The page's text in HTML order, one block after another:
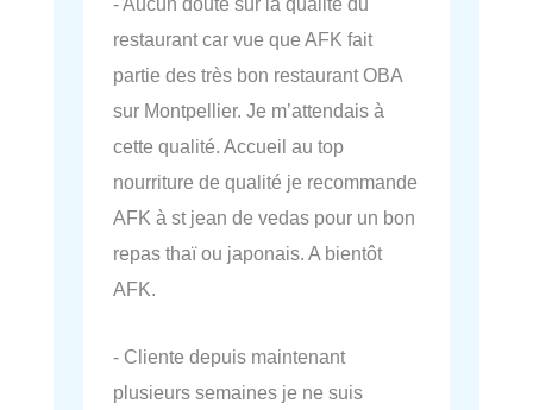
restaurant car vue que AFK fait
partie des très bon restaurant OBA
sur Montpellier. Je m’attendais à
cette qualité. Accueil au top
nourriture de qualité je recommande
AFK à st jean de vedas pour un bon
repas thaï ou japonais. A bientôt
AFK.
- Cliente depuis maintenant
plusieurs semaines je ne suis